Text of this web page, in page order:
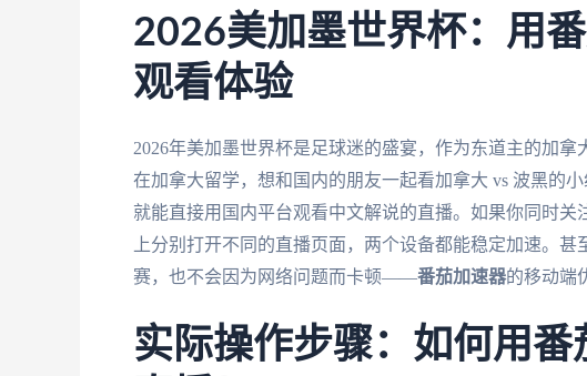
2026美加墨世界杯：用
观看体验
2026年美加墨世界杯是足球迷的盛宴，作为东道主的加
在加拿大留学，想和国内的朋友一起看加拿大 vs 波黑的
就能直接用国内平台观看中文解说的直播。如果你同时
上分别打开不同的直播页面，两个设备都能稳定加速。
赛，也不会因为网络问题而卡顿——番茄加速器的移动端
实际操作步骤：如何用